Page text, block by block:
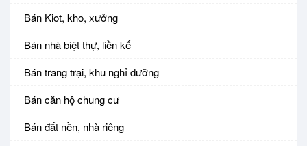
Bán Kiot, kho, xưởng
Bán nhà biệt thự, liền kế
Bán trang trại, khu nghỉ dưỡng
Bán căn hộ chung cư
Bán đất nền, nhà riêng